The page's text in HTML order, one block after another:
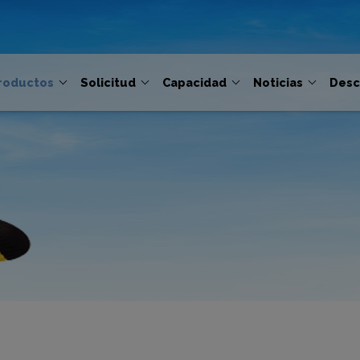
Solicitud Capacidad Noticias